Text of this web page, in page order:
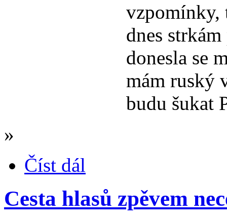
vzpomínky,
dnes
donesla se
mám ruský
budu šukat
»
Číst dál
Cesta hlasů zpěvem